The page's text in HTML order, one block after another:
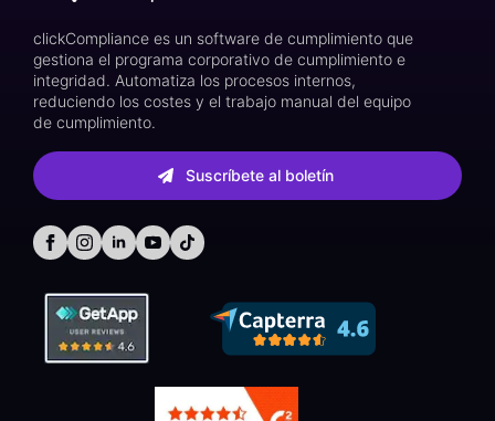
clickCompliance es un software de cumplimiento que
gestiona el programa corporativo de cumplimiento e
integridad. Automatiza los procesos internos,
reduciendo los costes y el trabajo manual del equipo
de cumplimiento.
Suscríbete al boletín